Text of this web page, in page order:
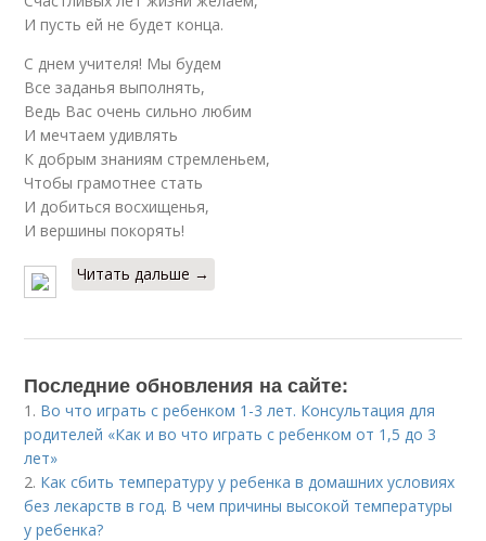
И пусть ей не будет конца.
С днем учителя! Мы будем
Все заданья выполнять,
Ведь Вас очень сильно любим
И мечтаем удивлять
К добрым знаниям стремленьем,
Чтобы грамотнее стать
И добиться восхищенья,
И вершины покорять!
Читать дальше →
Последние обновления на сайте:
1. Во что играть с ребенком 1-3 лет. Консультация для
родителей «Как и во что играть с ребенком от 1,5 до 3
лет»
2. Как сбить температуру у ребенка в домашних условиях
без лекарств в год. В чем причины высокой температуры
у ребенка?